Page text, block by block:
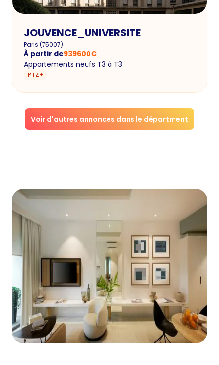
JOUVENCE_UNIVERSITE
Paris (75007)
À partir de939600€
Appartements neufs T3 à T3
PTZ+
Voir d'autres annonces dans le départment